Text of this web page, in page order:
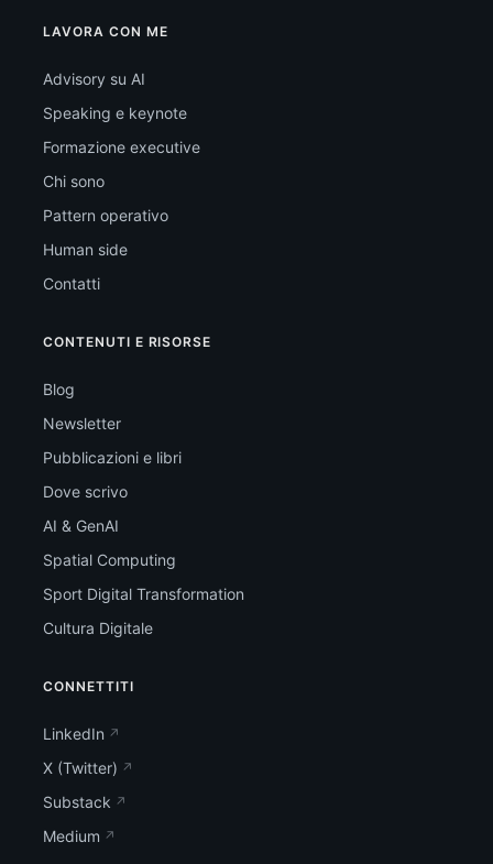
LAVORA CON ME
Advisory su AI
Speaking e keynote
Formazione executive
Chi sono
Pattern operativo
Human side
Contatti
CONTENUTI E RISORSE
Blog
Newsletter
Pubblicazioni e libri
Dove scrivo
AI & GenAI
Spatial Computing
Sport Digital Transformation
Cultura Digitale
CONNETTITI
LinkedIn
X (Twitter)
Substack
Medium